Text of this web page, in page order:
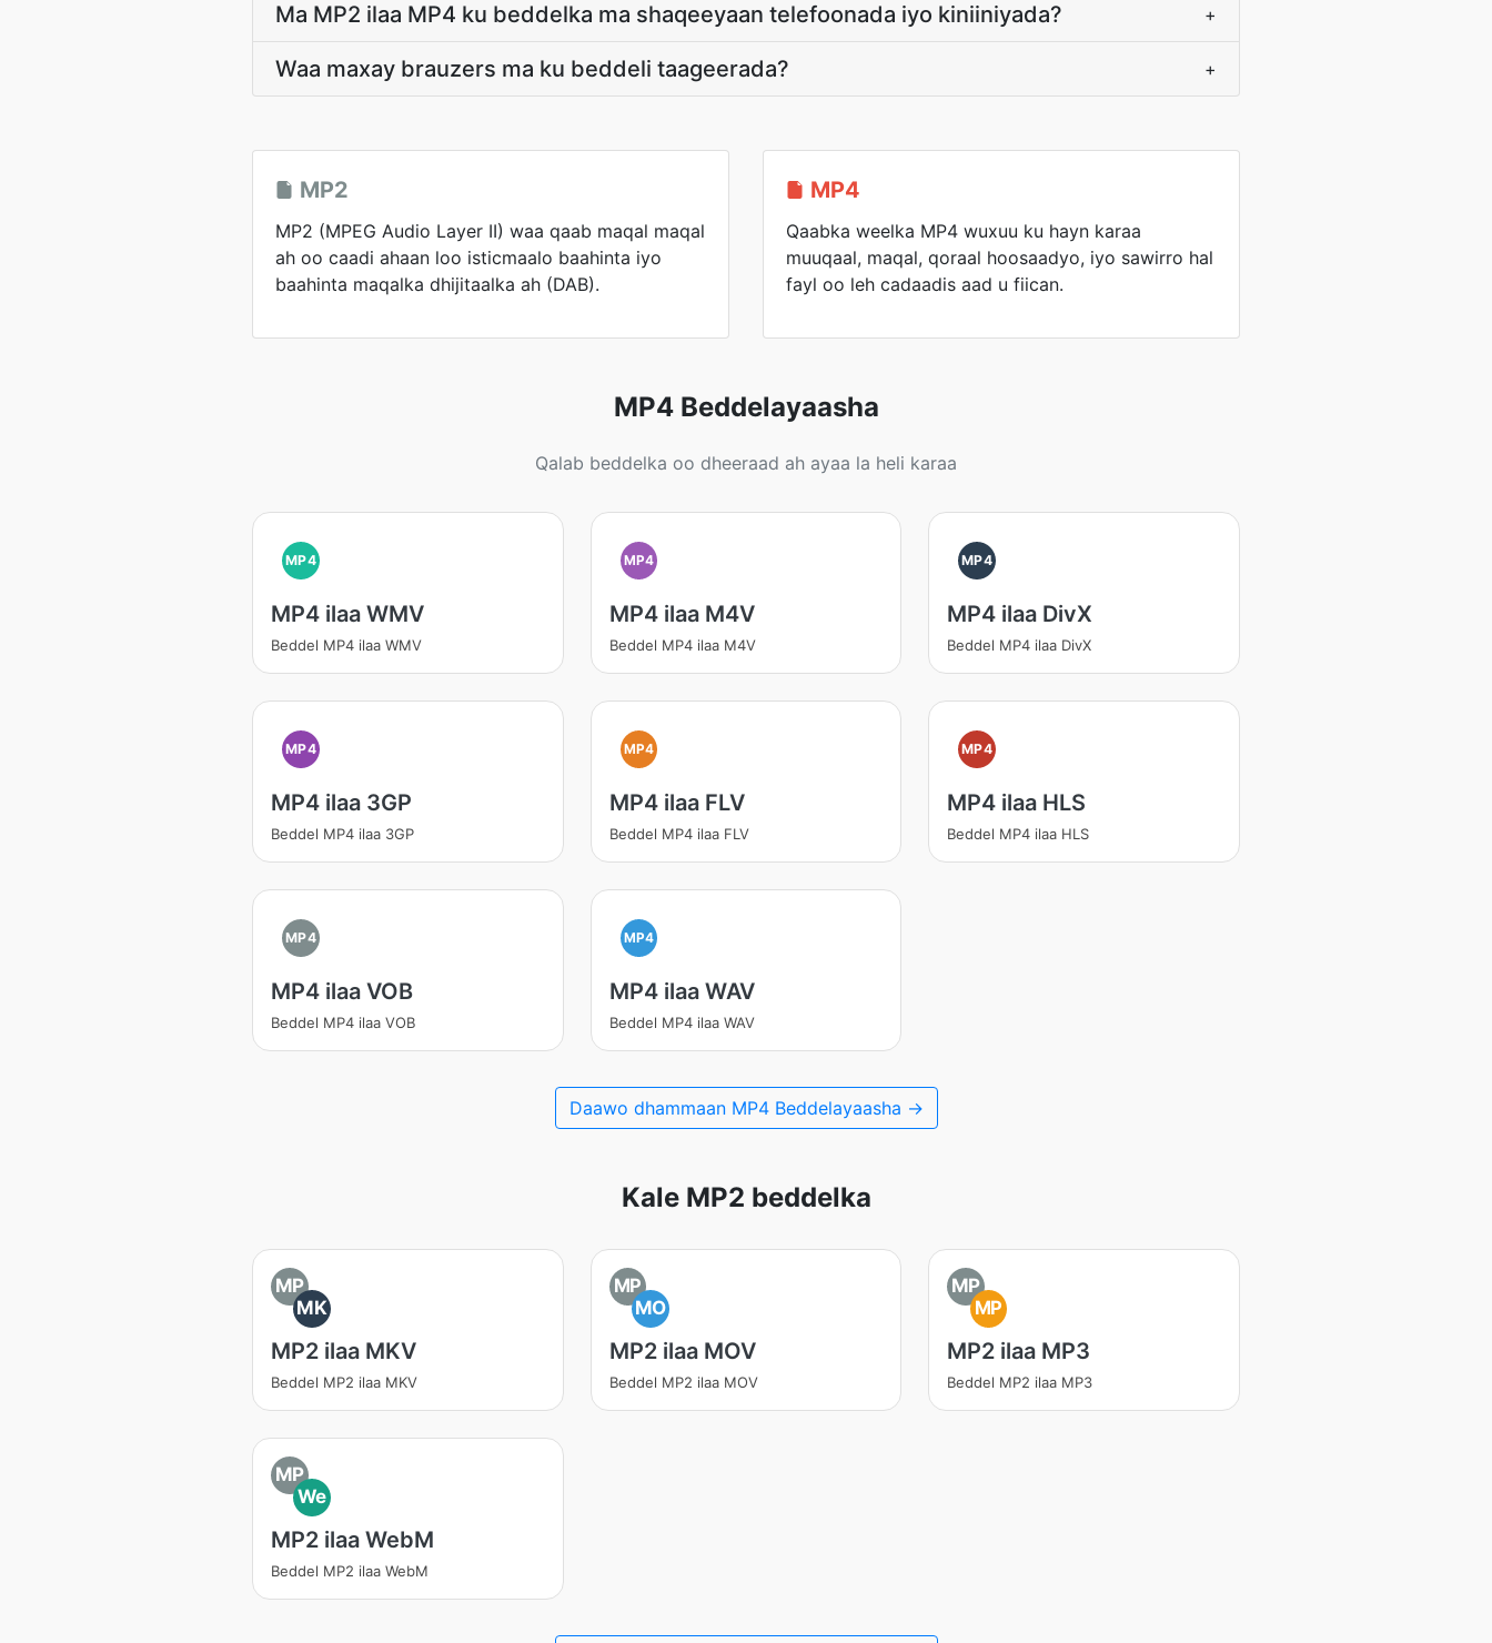
Ma MP2 ilaa MP4 ku beddelka ma shaqeeyaan telefoonada iyo kiniiniyada? +
Waa maxay brauzers ma ku beddeli taageerada? +
MP2
MP2 (MPEG Audio Layer II) waa qaab maqal maqal
ah oo caadi ahaan loo isticmaalo baahinta iyo
baahinta maqalka dhijitaalka ah (DAB).
MP4
Qaabka weelka MP4 wuxuu ku hayn karaa
muuqaal, maqal, qoraal hoosaadyo, iyo sawirro hal
fayl oo leh cadaadis aad u fiican.
MP4 Beddelayaasha
Qalab beddelka oo dheeraad ah ayaa la heli karaa
MP4
MP4 ilaa WMV
Beddel MP4 ilaa WMV
MP4
MP4 ilaa M4V
Beddel MP4 ilaa M4V
MP4
MP4 ilaa DivX
Beddel MP4 ilaa DivX
MP4
MP4 ilaa 3GP
Beddel MP4 ilaa 3GP
MP4
MP4 ilaa FLV
Beddel MP4 ilaa FLV
MP4
MP4 ilaa HLS
Beddel MP4 ilaa HLS
MP4
MP4 ilaa VOB
Beddel MP4 ilaa VOB
MP4
MP4 ilaa WAV
Beddel MP4 ilaa WAV
Daawo dhammaan MP4 Beddelayaasha →
Kale MP2 beddelka
MP
MK
MP2 ilaa MKV
Beddel MP2 ilaa MKV
MP
MO
MP2 ilaa MOV
Beddel MP2 ilaa MOV
MP
MP
MP2 ilaa MP3
Beddel MP2 ilaa MP3
MP
We
MP2 ilaa WebM
Beddel MP2 ilaa WebM